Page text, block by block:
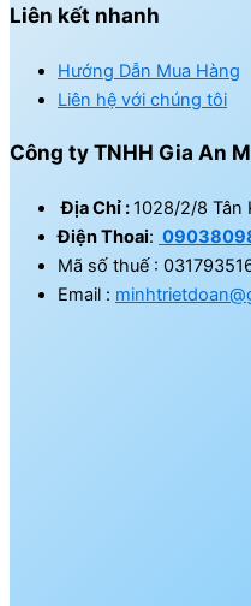
Liên kết nhanh
Hướng Dẫn Mua Hàng
Liên hệ với chúng tôi
Công ty TNHH Gia An
Địa Chỉ :1028/2/8 Tân
Điện Thoai:
Mã số thuế :
Email :